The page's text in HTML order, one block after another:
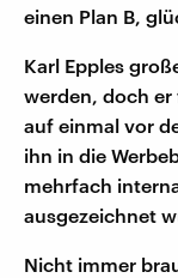
einen Plan B,
Karl Epples
werden, doch
auf einmal vor
ihn in die
mehrfach
ausgezeichnet
Nicht immer